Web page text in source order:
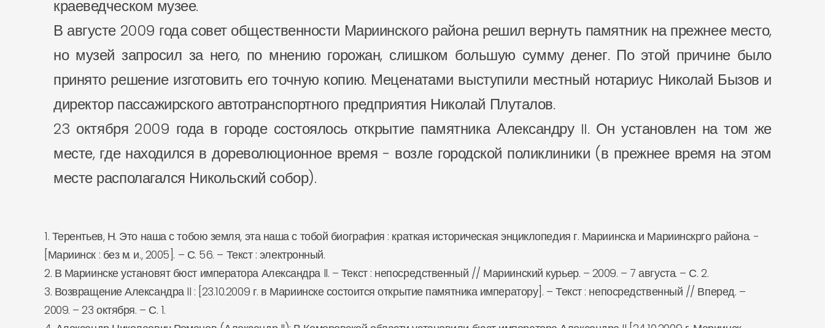
краеведческом музее.
В августе 2009 года совет общественности Мариинского района решил вернуть памятник на прежнее место,
но музей запросил за него, по мнению горожан, слишком большую сумму денег. По этой причине было
принято решение изготовить его точную копию. Меценатами выступили местный нотариус Николай Бызов и
директор пассажирского автотранспортного предприятия Николай Плуталов.
23 октября 2009 года в городе состоялось открытие памятника Александру II. Он установлен на том же
месте, где находился в дореволюционное время - возле городской поликлиники (в прежнее время на этом
месте располагался Никольский собор).
1. Терентьев, Н. Это наша с тобою земля, эта наша с тобой биография : краткая историческая энциклопедия г. Мариинска и Мариинскрго района. -
[Мариинск : без м. и., 2005]. – С. 56. – Текст : электронный.
2. В Мариинске установят бюст императора Александра II. – Текст : непосредственный // Мариинский курьер. – 2009. – 7 августа. – С. 2.
3. Возвращение Александра II : [23.10.2009 г. в Мариинске состоится открытие памятника императору]. – Текст : непосредственный // Вперед. –
2009. – 23 октября. – С. 1.